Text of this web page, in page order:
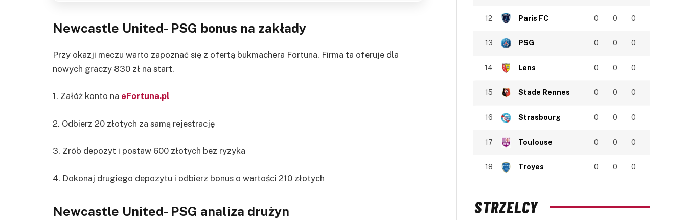
Newcastle United- PSG bonus na zakłady
Przy okazji meczu warto zapoznać się z ofertą bukmachera Fortuna. Firma ta oferuje dla
nowych graczy 830 zł na start.
1. Załóż konto na eFortuna.pl
2. Odbierz 20 złotych za samą rejestrację
3. Zrób depozyt i postaw 600 złotych bez ryzyka
4. Dokonaj drugiego depozytu i odbierz bonus o wartości 210 złotych
Newcastle United- PSG analiza drużyn
12 Paris FC 0 0 0
13 PSG 0 0 0
14 Lens 0 0 0
15 Stade Rennes 0 0 0
16 Strasbourg 0 0 0
17 Toulouse 0 0 0
18 Troyes 0 0 0
STRZELCY